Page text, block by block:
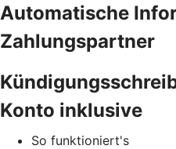
Automatische
Zahlungspartner
Konto inklusive
So funktioniert's